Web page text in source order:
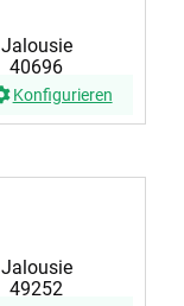
Jalousie
40696
Konfigurieren
Jalousie
49252